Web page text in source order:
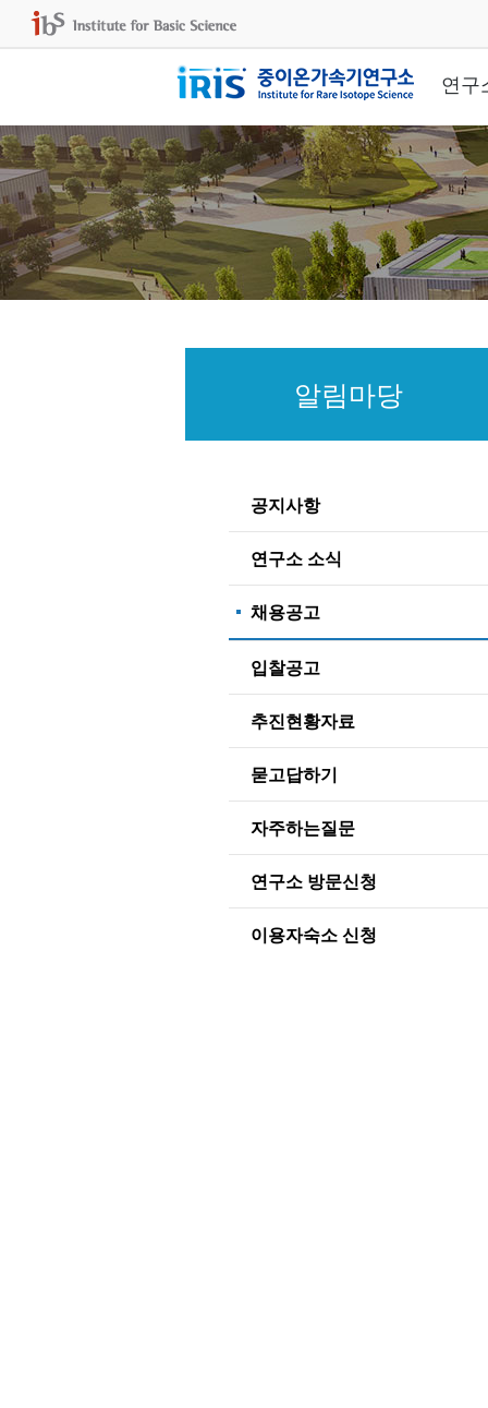
연구
알림마당
공지사항
연구소 소식
채용공고
입찰공고
추진현황자료
묻고답하기
자주하는질문
연구소 방문신청
이용자숙소 신청